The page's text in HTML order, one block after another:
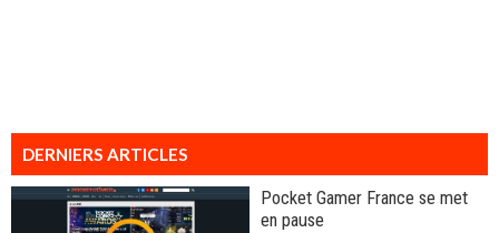
DERNIERS ARTICLES
Pocket Gamer France se met
en pause